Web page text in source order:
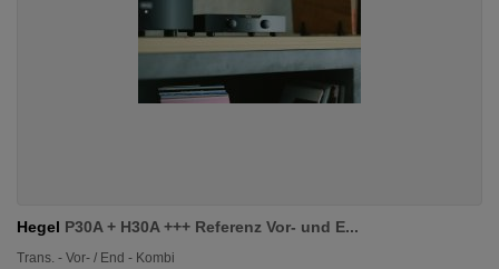
Hegel P30A + H30A +++ Referenz Vor- und E...
Trans. - Vor- / End - Kombi